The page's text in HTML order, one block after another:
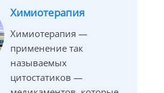
Химиотерапия
Химиотерапия —
применение так
называемых
цитостатиков —